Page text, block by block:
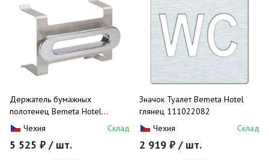
Держатель бумажных
полотенец Bemeta Hotel
134203022
Чехия Склад
5 525 ₽ / шт.
Значок Туалет Bemeta Hotel
глянец 111022082
Чехия
Склад
2 919 ₽ / шт.